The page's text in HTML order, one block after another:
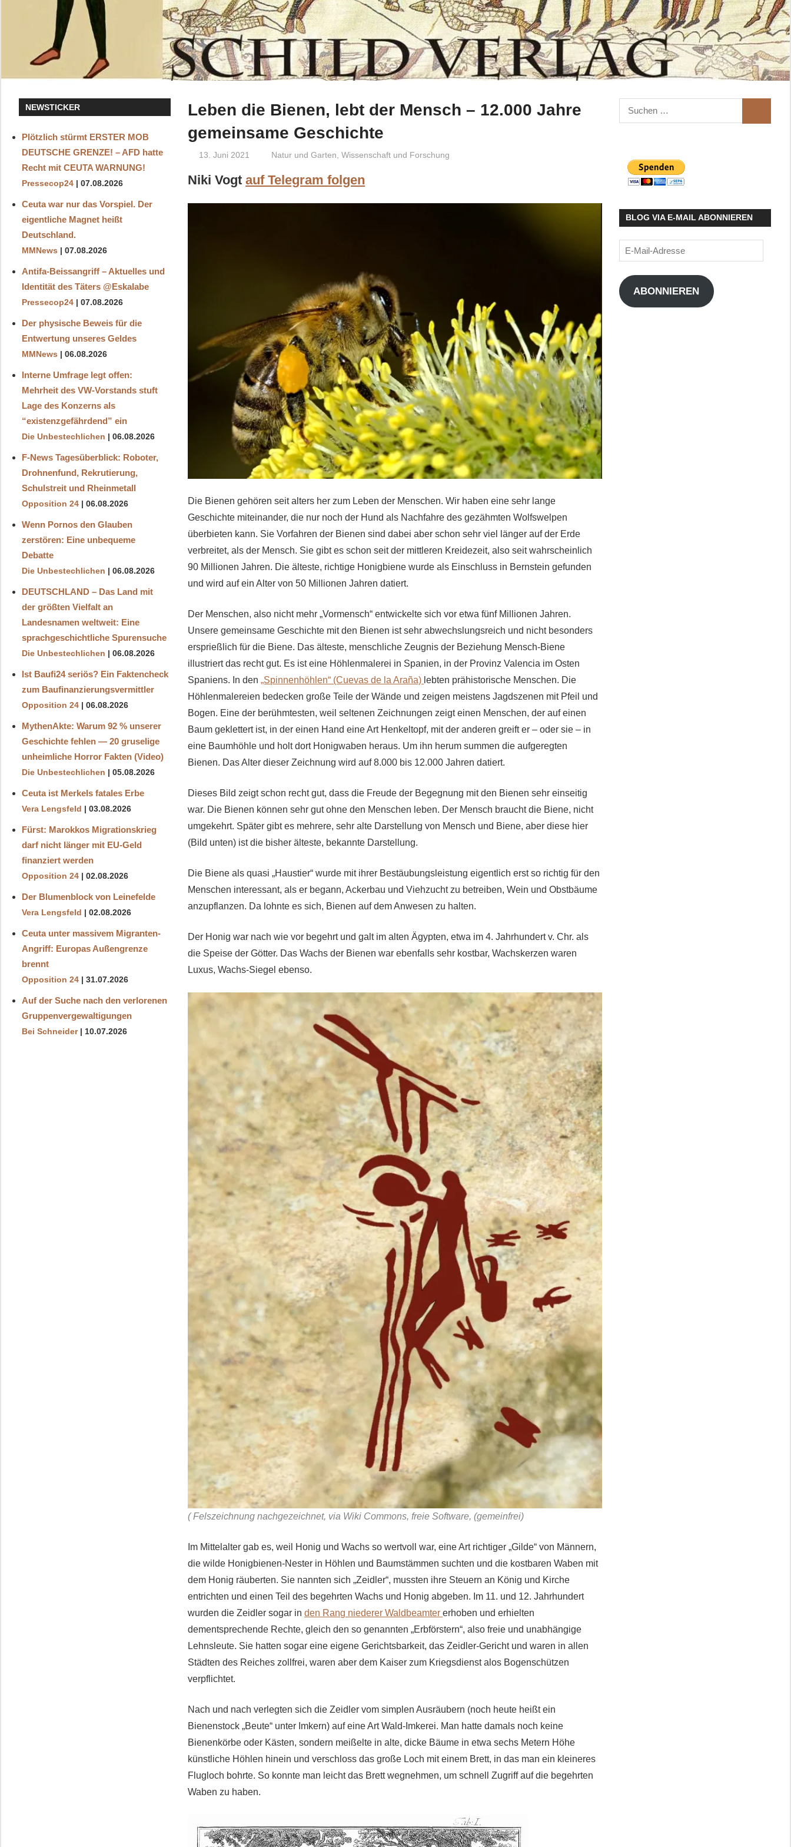
Leben die Bienen, lebt der Mensch – 12.000 Jahre
gemeinsame Geschichte
13. Juni 2021 Niki Vogt
Natur und Garten Wissenschaft und Forschung
Niki Vogtauf Telegram folgen
Die Bienen gehören seit alters her zum Leben der Menschen. Wir haben eine sehr lange
Geschichte miteinander, die nur noch der Hund als Nachfahre des gezähmten Wolfswelpen
überbieten kann. Sie Vorfahren der Bienen sind dabei aber schon sehr viel länger auf der Erde
verbreitet, als der Mensch. Sie gibt es schon seit der mittleren Kreidezeit, also seit wahrscheinlich
90 Millionen Jahren. Die älteste, richtige Honigbiene wurde als Einschluss in Bernstein gefunden
und wird auf ein Alter von 50 Millionen Jahren datiert.
Der Menschen, also nicht mehr „Vormensch“ entwickelte sich vor etwa fünf Millionen Jahren.
Unsere gemeinsame Geschichte mit den Bienen ist sehr abwechslungsreich und nicht besonders
ersprießlich für die Biene. Das älteste, menschliche Zeugnis der Beziehung Mensch-Biene
illustriert das recht gut. Es ist eine Höhlenmalerei in Spanien, in der Provinz Valencia im Osten
Spaniens. In den„Spinnenhöhlen“ (Cuevas de la Araña) lebten prähistorische Menschen. Die
Höhlenmalereien bedecken große Teile der Wände und zeigen meistens Jagdszenen mit Pfeil und
Bogen. Eine der berühmtesten, weil seltenen Zeichnungen zeigt einen Menschen, der auf einen
Baum geklettert ist, in der einen Hand eine Art Henkeltopf, mit der anderen greift er – oder sie – in
eine Baumhöhle und holt dort Honigwaben heraus. Um ihn herum summen die aufgeregten
Bienen. Das Alter dieser Zeichnung wird auf 8.000 bis 12.000 Jahren datiert.
Dieses Bild zeigt schon recht gut, dass die Freude der Begegnung mit den Bienen sehr einseitig
war. Die Bienen können sehr gut ohne den Menschen leben. Der Mensch braucht die Biene, nicht
umgekehrt. Später gibt es mehrere, sehr alte Darstellung von Mensch und Biene, aber diese hier
(Bild unten) ist die bisher älteste, bekannte Darstellung.
Die Biene als quasi „Haustier“ wurde mit ihrer Bestäubungsleistung eigentlich erst so richtig für den
Menschen interessant, als er begann, Ackerbau und Viehzucht zu betreiben, Wein und Obstbäume
anzupflanzen. Da lohnte es sich, Bienen auf dem Anwesen zu halten.
Der Honig war nach wie vor begehrt und galt im alten Ägypten, etwa im 4. Jahrhundert v. Chr. als
die Speise der Götter. Das Wachs der Bienen war ebenfalls sehr kostbar, Wachskerzen waren
Luxus, Wachs-Siegel ebenso.
( Felszeichnung nachgezeichnet, via Wiki Commons, freie Software, (gemeinfrei)
Im Mittelalter gab es, weil Honig und Wachs so wertvoll war, eine Art richtiger „Gilde“ von Männern,
die wilde Honigbienen-Nester in Höhlen und Baumstämmen suchten und die kostbaren Waben mit
dem Honig räuberten. Sie nannten sich „Zeidler“, mussten ihre Steuern an König und Kirche
entrichten und einen Teil des begehrten Wachs und Honig abgeben. Im 11. und 12. Jahrhundert
wurden die Zeidler sogar inden Rang niederer Waldbeamtererhoben und erhielten
dementsprechende Rechte, gleich den so genannten „Erbförstern“, also freie und unabhängige
Lehnsleute. Sie hatten sogar eine eigene Gerichtsbarkeit, das Zeidler-Gericht und waren in allen
Städten des Reiches zollfrei, waren aber dem Kaiser zum Kriegsdienst alos Bogenschützen
verpflichtet.
Nach und nach verlegten sich die Zeidler vom simplen Ausräubern (noch heute heißt ein
Bienenstock „Beute“ unter Imkern) auf eine Art Wald-Imkerei. Man hatte damals noch keine
Bienenkörbe oder Kästen, sondern meißelte in alte, dicke Bäume in etwa sechs Metern Höhe
künstliche Höhlen hinein und verschloss das große Loch mit einem Brett, in das man ein kleineres
Flugloch bohrte. So konnte man leicht das Brett wegnehmen, um schnell Zugriff auf die begehrten
Waben zu haben.
NEWSTICKER
Plötzlich stürmt ERSTER MOB
DEUTSCHE GRENZE! – AFD hatte
Recht mit CEUTA WARNUNG!
Pressecop24 07.08.2026
Ceuta war nur das Vorspiel. Der
eigentliche Magnet heißt
Deutschland.
MMNews 07.08.2026
Antifa-Beissangriff – Aktuelles und
Identität des Täters ‪@Eskalabe‬
Pressecop24 07.08.2026
Der physische Beweis für die
Entwertung unseres Geldes
MMNews 06.08.2026
Interne Umfrage legt offen:
Mehrheit des VW-Vorstands stuft
Lage des Konzerns als
“existenzgefährdend” ein
Die Unbestechlichen 06.08.2026
F-News Tagesüberblick: Roboter,
Drohnenfund, Rekrutierung,
Schulstreit und Rheinmetall
Opposition 24 06.08.2026
Wenn Pornos den Glauben
zerstören: Eine unbequeme
Debatte
Die Unbestechlichen 06.08.2026
DEUTSCHLAND – Das Land mit
der größten Vielfalt an
Landesnamen weltweit: Eine
sprachgeschichtliche Spurensuche
Die Unbestechlichen 06.08.2026
Ist Baufi24 seriös? Ein Faktencheck
zum Baufinanzierungsvermittler
Opposition 24 06.08.2026
MythenAkte: Warum 92 % unserer
Geschichte fehlen — 20 gruselige
unheimliche Horror Fakten (Video)
Die Unbestechlichen 05.08.2026
Ceuta ist Merkels fatales Erbe
Vera Lengsfeld 03.08.2026
Fürst: Marokkos Migrationskrieg
darf nicht länger mit EU-Geld
finanziert werden
Opposition 24 02.08.2026
Der Blumenblock von Leinefelde
Vera Lengsfeld 02.08.2026
Ceuta unter massivem Migranten-
Angriff: Europas Außengrenze
brennt
Opposition 24 31.07.2026
Auf der Suche nach den verlorenen
Gruppenvergewaltigungen
Bei Schneider 10.07.2026
Suchen
nach:
BLOG VIA E-MAIL ABONNIEREN
E-
Mail-
Adresse
ABONNIEREN